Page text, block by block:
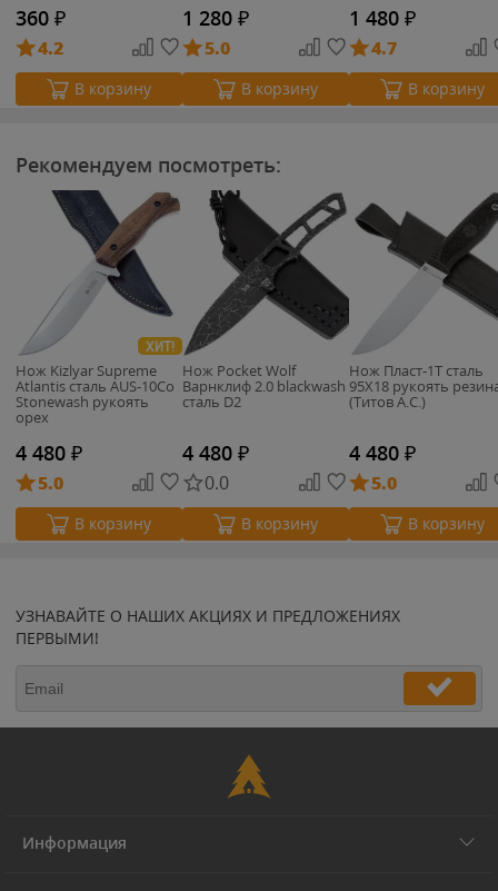
360 ₽
4.2
В корзину
1 280 ₽
5.0
В корзину
1 480 ₽
4.7
В корзину
Рекомендуем посмотреть:
ХИТ!
Нож Kizlyar Supreme
Atlantis сталь AUS-10Co
Stonewash рукоять
орех
4 480 ₽
5.0
В корзину
Нож Pocket Wolf
Варнклиф 2.0 blackwash
сталь D2
4 480 ₽
0.0
В корзину
Нож Пласт-1Т сталь
95Х18 рукоять
(Титов А.С.)
4 480 ₽
5.0
В корзину
УЗНАВАЙТЕ О НАШИХ АКЦИЯХ И ПРЕДЛОЖЕНИЯХ
ПЕРВЫМИ!
Информация